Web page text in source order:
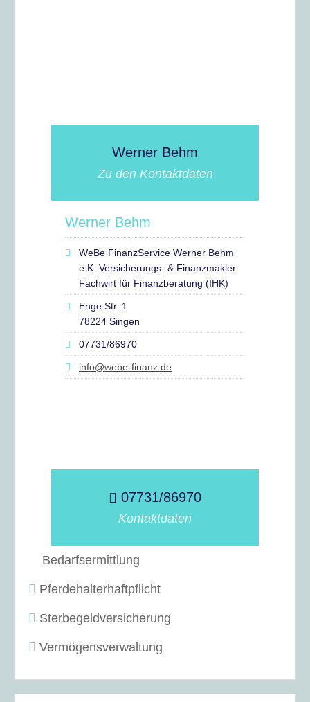
Werner Behm
Zu den Kontaktdaten
Werner Behm
WeBe FinanzService Werner Behm
e.K. Versicherungs- & Finanzmakler
Fachwirt für Finanzberatung (IHK)
Enge Str. 1
78224 Singen
07731/86970
info@webe-finanz.de
07731/86970
Kontaktdaten
Bedarfsermittlung
Pferdehalterhaftpflicht
Sterbegeldversicherung
Vermögensverwaltung